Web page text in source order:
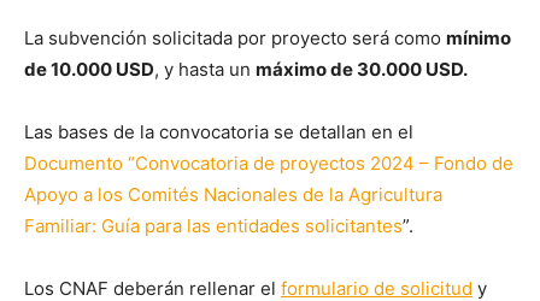
La subvención solicitada por proyecto será como mínimo
de 10.000 USD, y hasta un máximo de 30.000 USD.
Las bases de la convocatoria se detallan en el
Documento “Convocatoria de proyectos 2024 – Fondo de
Apoyo a los Comités Nacionales de la Agricultura
Familiar: Guía para las entidades solicitantes”.
Los CNAF deberán rellenar el formulario de solicitud y